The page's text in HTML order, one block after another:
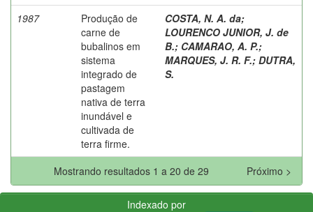
1987
Produção de
carne de
bubalinos em
sistema
integrado de
pastagem
nativa de terra
inundável e
cultivada de
terra firme.
COSTA, N. A. da;
LOURENCO JUNIOR, J. de
B.; CAMARAO, A. P.;
MARQUES, J. R. F.; DUTRA,
S.
Mostrando resultados 1 a 20 de 29 Próximo >
Indexado por